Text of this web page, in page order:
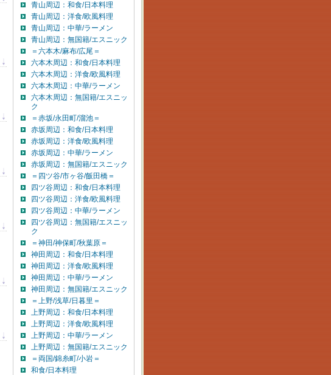
青山周辺：和食/日本料理
青山周辺：洋食/欧風料理
青山周辺：中華/ラーメン
青山周辺：無国籍/エスニック
＝六本木/麻布/広尾＝
六本木周辺：和食/日本料理
六本木周辺：洋食/欧風料理
六本木周辺：中華/ラーメン
六本木周辺：無国籍/エスニッ
ク
＝赤坂/永田町/溜池＝
赤坂周辺：和食/日本料理
赤坂周辺：洋食/欧風料理
赤坂周辺：中華/ラーメン
赤坂周辺：無国籍/エスニック
＝四ツ谷/市ヶ谷/飯田橋＝
四ツ谷周辺：和食/日本料理
四ツ谷周辺：洋食/欧風料理
四ツ谷周辺：中華/ラーメン
四ツ谷周辺：無国籍/エスニッ
ク
＝神田/神保町/秋葉原＝
神田周辺：和食/日本料理
神田周辺：洋食/欧風料理
神田周辺：中華/ラーメン
神田周辺：無国籍/エスニック
＝上野/浅草/日暮里＝
上野周辺：和食/日本料理
上野周辺：洋食/欧風料理
上野周辺：中華/ラーメン
上野周辺：無国籍/エスニック
＝両国/錦糸町/小岩＝
和食/日本料理